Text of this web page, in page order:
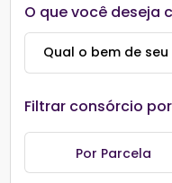
O que você deseja
Filtrar consórcio por
Por Parcela